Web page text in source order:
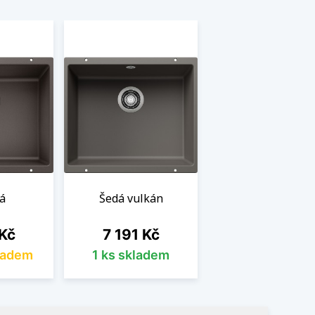
Šedá vulkán
Cena
7 191 Kč
1 ks skladem